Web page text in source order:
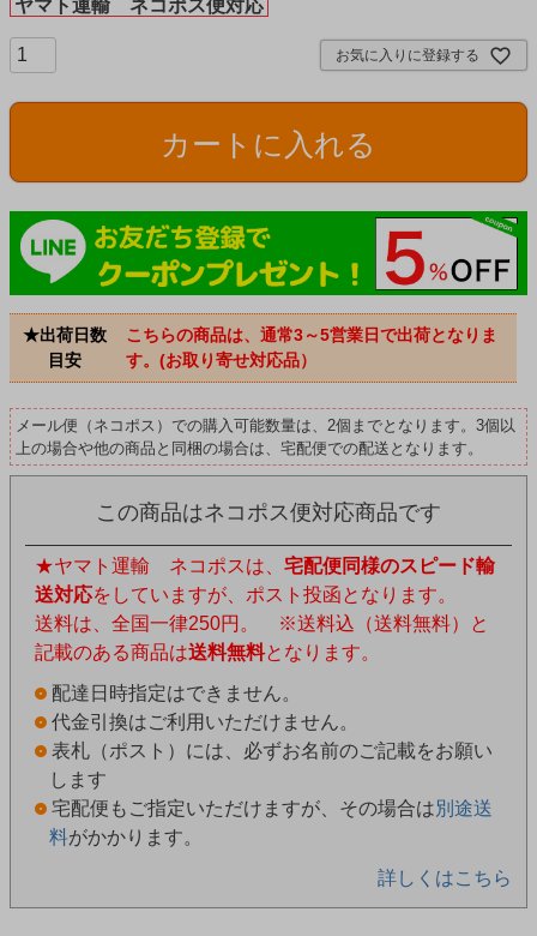
ヤマト運輸 ネコポス便対応
お気に入りに登録する
カートに入れる
★出荷日数
目安
こちらの商品は、通常3～5営業日で出荷となりま
す。(お取り寄せ対応品）
メール便（ネコポス）での購入可能数量は、2個までとなります。3個以
上の場合や他の商品と同梱の場合は、宅配便での配送となります。
この商品はネコポス便対応商品です
★ヤマト運輸 ネコポスは、 宅配便同様のスピード輸
送対応をしていますが、ポスト投函となります。
送料は、全国一律250円。 ※送料込（送料無料）と
記載のある商品は送料無料となります。
配達日時指定はできません。
代金引換はご利用いただけません。
表札（ポスト）には、必ずお名前のご記載をお願い
します
宅配便もご指定いただけますが、その場合は別途送
料がかかります。
詳しくはこちら